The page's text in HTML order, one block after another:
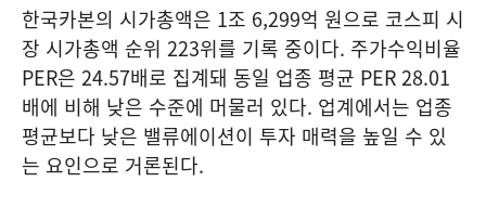
한국카본의 시가총액은 1조 6,299억 원으로 코스피 시
장 시가총액 순위 223위를 기록 중이다. 주가수익비율
PER은 24.57배로 집계돼 동일 업종 평균 PER 28.01
배에 비해 낮은 수준에 머물러 있다. 업계에서는 업종
평균보다 낮은 밸류에이션이 투자 매력을 높일 수 있
는 요인으로 거론된다.